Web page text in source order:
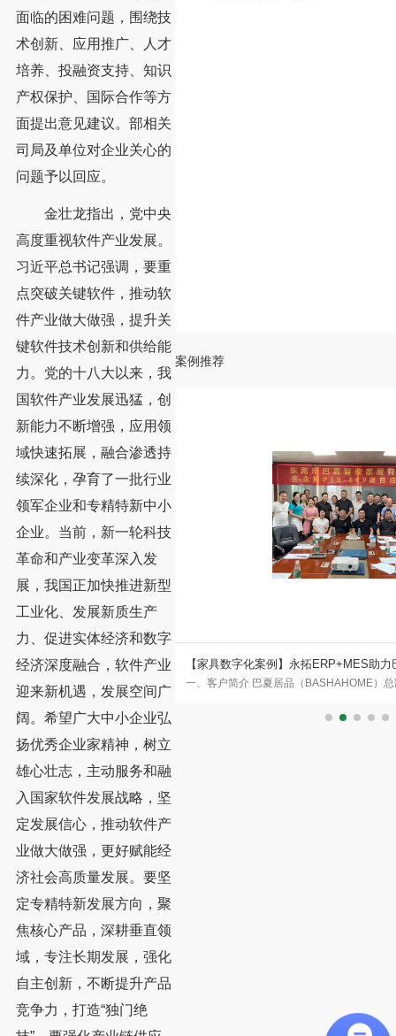
面临的困难问题，围绕技
术创新、应用推广、人才
培养、投融资支持、知识
产权保护、国际合作等方
面提出意见建议。部相关
司局及单位对企业关心的
问题予以回应。
金壮龙指出，党中央
高度重视软件产业发展。
习近平总书记强调，要重
点突破关键软件，推动软
件产业做大做强，提升关
键软件技术创新和供给能
力。党的十八大以来，我
国软件产业发展迅猛，创
新能力不断增强，应用领
域快速拓展，融合渗透持
续深化，孕育了一批行业
领军企业和专精特新中小
企业。当前，新一轮科技
革命和产业变革深入发
展，我国正加快推进新型
工业化、发展新质生产
力、促进实体经济和数字
经济深度融合，软件产业
迎来新机遇，发展空间广
阔。希望广大中小企业弘
扬优秀企业家精神，树立
雄心壮志，主动服务和融
入国家软件发展战略，坚
定发展信心，推动软件产
业做大做强，更好赋能经
济社会高质量发展。要坚
定专精特新发展方向，聚
焦核心产品，深耕垂直领
域，专注长期发展，强化
自主创新，不断提升产品
竞争力，打造“独门绝
案例推荐
公司签约永拓家具ERP、
具专家 广州稳凯家具有限公司
质及户外家具的研发与制造
【家具数字化案例】永拓ERP+MES助
新阶段
一、客户简介 巴夏居品（BASHAHOME）